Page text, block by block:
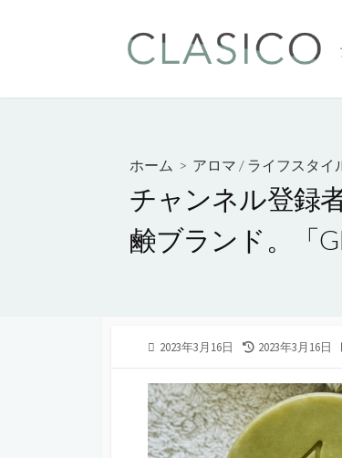
ホーム > アロマ / ライフスタイ
チャンネル登録
鹸ブランド。「
公
日
2023年3月16日
最
更
新
日
2023年3月16日